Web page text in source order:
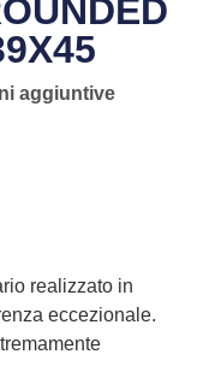
aggiuntive
realizzato in
eccezionale.